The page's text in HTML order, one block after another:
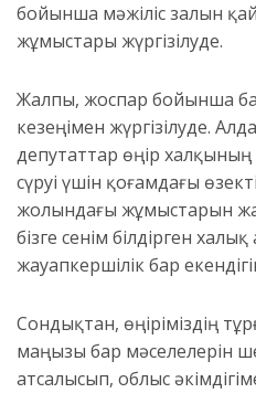
бойынша мәжіліс залын
жұмыстары жүргізілуде.
Жалпы, жоспар бойынша
кезеңімен жүргізілуде.
депутаттар өңір
сүруі үшін қоғамдағы өзекті
жолындағы жұмыстарын
бізге сенім білдірген
жауапкершілік бар
Сондықтан, өңіріміздің
маңызы бар мәселелерін
атсалысып, облыс